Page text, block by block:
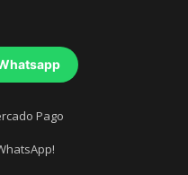
Pago